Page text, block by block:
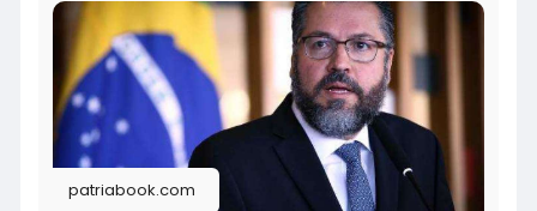
patriabook.com